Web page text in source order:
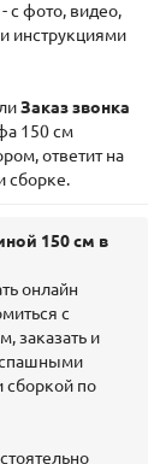
с фото, видео,
инструкциями
Заказ звонка
150 см
ответит на
сборке.
150 см в
онлайн
с
заказать и
сборкой по